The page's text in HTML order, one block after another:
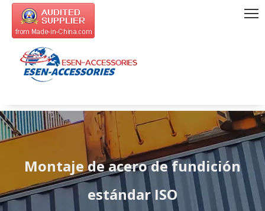
Montaje de acero de fundición
estándar ISO